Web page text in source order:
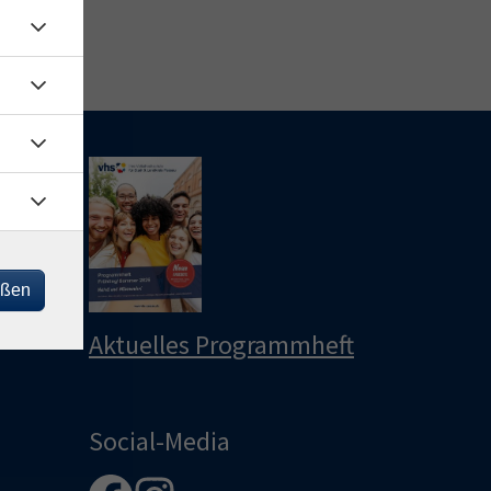
Aktuelles Programmheft
Social-Media